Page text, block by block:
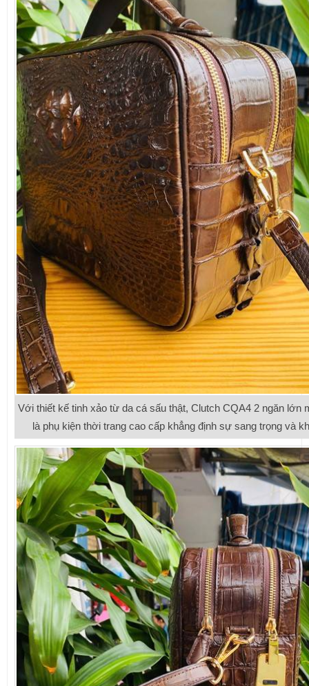
Với thiết kế tinh xảo từ da cá sấu thật, Clutch CQA4 2 ngăn lớn
là phụ kiện thời trang cao cấp khẳng định sự sang trọng và